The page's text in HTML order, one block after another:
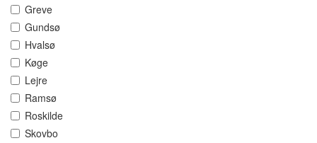
Greve
Gundsø
Hvalsø
Køge
Lejre
Ramsø
Roskilde
Skovbo